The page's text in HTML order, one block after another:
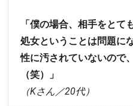
「僕の場合、相手をとて
処女ということは問題に
性に汚されていないので
（笑）」
（Kさん／20代）